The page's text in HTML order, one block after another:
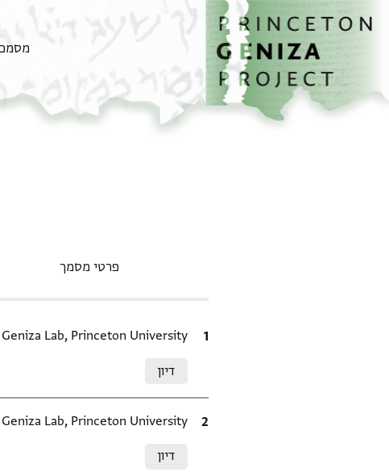
דילוג לתוכן
דף הבית
פרטי מסמך
ציטוט
Lab, Princeton University.
דיון
ציטוט
Lab, Princeton University.
דיון